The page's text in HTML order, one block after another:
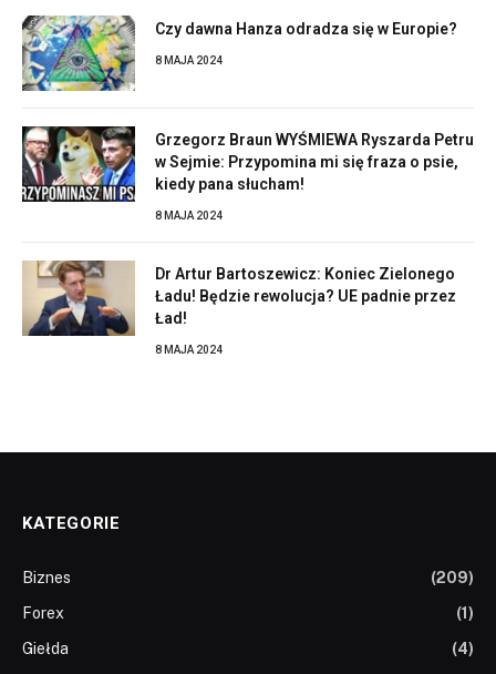
Czy dawna Hanza odradza się w Europie?
8 MAJA 2024
Grzegorz Braun WYŚMIEWA Ryszarda Petru
w Sejmie: Przypomina mi się fraza o psie,
kiedy pana słucham!
8 MAJA 2024
Dr Artur Bartoszewicz: Koniec Zielonego
Ładu! Będzie rewolucja? UE padnie przez
Ład!
8 MAJA 2024
KATEGORIE
Biznes
(209)
Forex
(1)
Giełda
(4)